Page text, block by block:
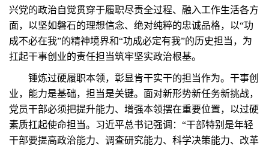
兴党的政治自觉贯穿于履职尽责全过程、融入工作生活各方
面，以坚如磐石的理想信念、绝对纯粹的忠诚品格，以“功
成不必在我”的精神境界和“功成必定有我”的历史担当，为
扛起干事创业的责任担当筑牢坚实政治根基。
锤炼过硬履职本领，彰显肯干实干的担当作为。干事创
业，能力是基础，担当是关键。面对新形势新任务新挑战，
党员干部必须把提升能力、增强本领摆在重要位置，以过硬
素质扛起使命担当。习近平总书记强调：“干部特别是年轻
干部要提高政治能力、调查研究能力、科学决策能力、改革